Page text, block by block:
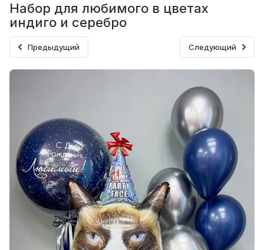
Набор для любимого в цветах
индиго и серебро
Предыдущий Следующий